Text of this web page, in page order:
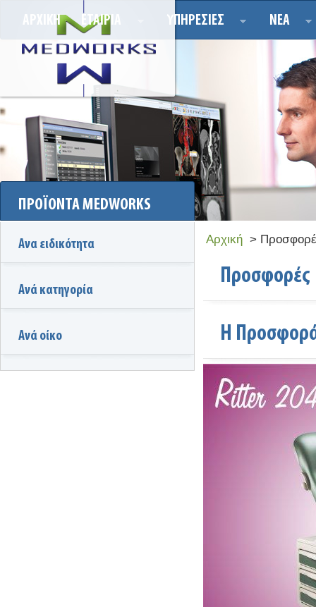
ΑΡΧΙΚΗ ΕΤΑΙΡΙΑ ΥΠΗΡΕΣΙΕΣ ΝΕΑ
ΠΡΟΪΟΝΤΑ MEDWORKS
Ανα ειδικότητα
Ανά κατηγορία
Ανά οίκο
Αρχική >
Προσφορές
Η